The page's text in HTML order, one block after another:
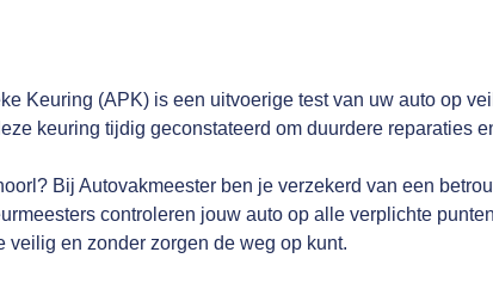
Keuring (APK) is een uitvoerige test van uw auto op
keuring tijdig geconstateerd om duurdere reparaties
Bij Autovakmeester ben je verzekerd van een
controleren jouw auto op alle verplichte
veilig en zonder zorgen de weg op kunt.